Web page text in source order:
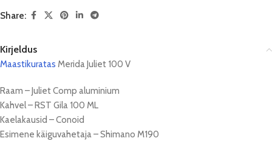
Share:
Kirjeldus
Maastikuratas Merida Juliet 100 V
Raam – Juliet Comp aluminium
Kahvel – RST Gila 100 ML
Kaelakausid – Conoid
Esimene käiguvahetaja – Shimano M190